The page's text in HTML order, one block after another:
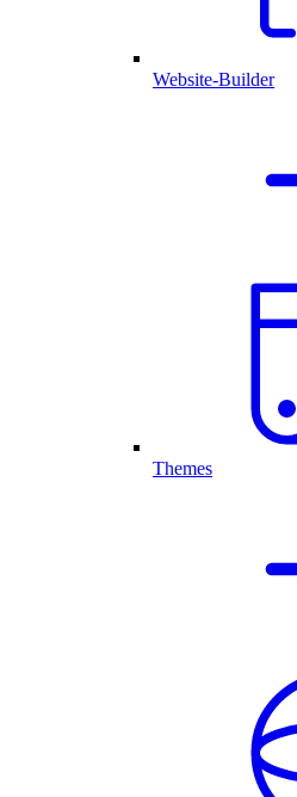
Website-Builder
Themes